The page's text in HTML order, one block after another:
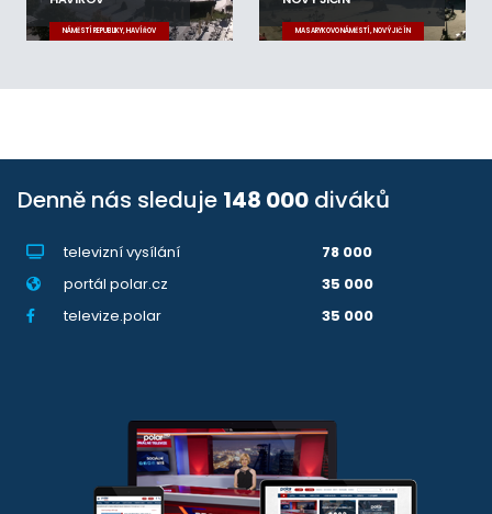
NÁMĚSTÍ REPUBLIKY, HAVÍŘOV MASARYKOVO NÁMĚSTÍ, NOVÝ JIČÍN
Denně nás sleduje 148 000 diváků
televizní vysílání
78 000
portál polar.cz
35 000
televize.polar
35 000